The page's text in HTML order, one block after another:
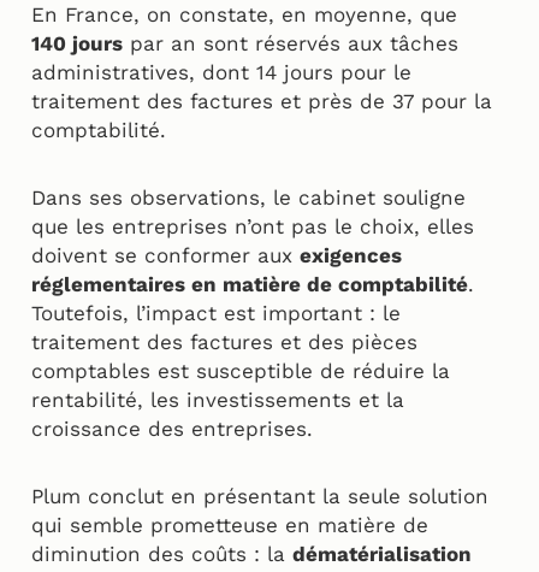
En France, on constate, en moyenne, que
140 jours par an sont réservés aux tâches
administratives, dont 14 jours pour le
traitement des factures et près de 37 pour la
comptabilité.
Dans ses observations, le cabinet souligne
que les entreprises n’ont pas le choix, elles
doivent se conformer aux exigences
réglementaires en matière de comptabilité.
Toutefois, l’impact est important : le
traitement des factures et des pièces
comptables est susceptible de réduire la
rentabilité, les investissements et la
croissance des entreprises.
Plum conclut en présentant la seule solution
qui semble prometteuse en matière de
diminution des coûts : la dématérialisation